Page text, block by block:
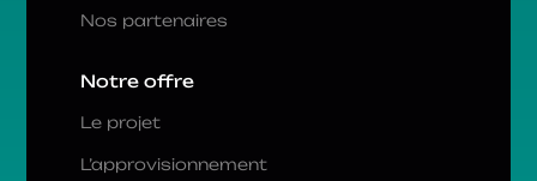
Nos partenaires
Notre offre
Le projet
L’approvisionnement